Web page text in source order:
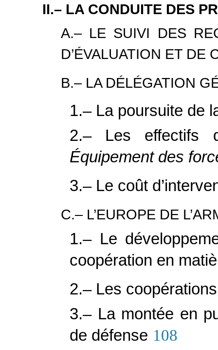
II.– LA CONDUITE DES
A.– LE SUIVI DES
D’ÉVALUATION ET DE
B.– LA DÉLÉGATION
1.– La poursuite de
2.– Les effectifs
Équipement des
3.– Le coût
C.– L’EUROPE DE
1.– Le
coopération en
2.– Les
3.– La montée en
de défense 108